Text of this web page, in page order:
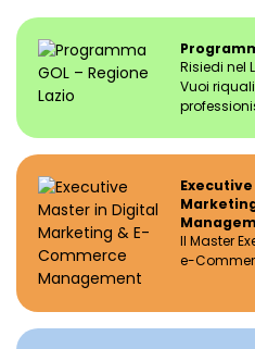
Risiedi nel
Vuoi
Il Master
e-